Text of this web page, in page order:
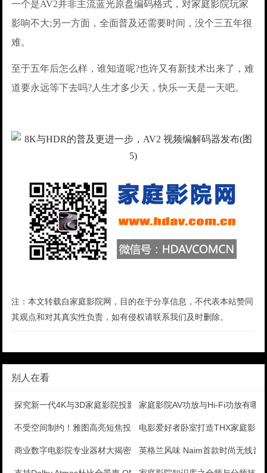
一个是AV2并非主流蓝光原盘编码格式，对家庭影院玩家
影响不大;另一方面，全面普及还需要时间，没个三五年很
难。
至于五年后怎么样，谁知道呢?也许又有新技术出来了，难
道要永远等下去吗?人生才多少天，快乐一天是一天吧。
注：本文转载自家庭影院网，目的在于分享信息，不代表本站赞同
其观点和对其真实性负责，如有侵权请联系我们及时删除。
别人在看
探究新一代4K与3D家庭影院投影幕，最新家庭影院投影
家庭影院AV功放与Hi-Fi功放有哪
不受空间制约！雅图高亮短焦投影评测电影爱好者卧室打造THX家庭影院
商业数字电影院专业器材大揭密 英格兰风味 Naim首款时尚无线音